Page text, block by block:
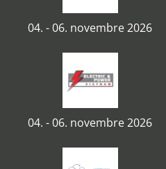
04. - 06. novembre 2026
04. - 06. novembre 2026